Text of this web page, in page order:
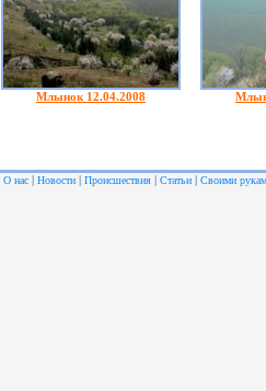
Млынок 12.04.2008
О нас | Новости | Происшествия | Статьи | Своими